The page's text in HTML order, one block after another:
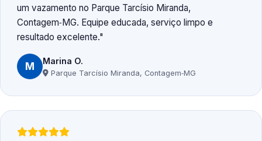
um vazamento no Parque Tarcísio Miranda,
Contagem‑MG. Equipe educada, serviço limpo e
resultado excelente.
M Marina O.
Parque Tarcísio Miranda, Contagem‑MG